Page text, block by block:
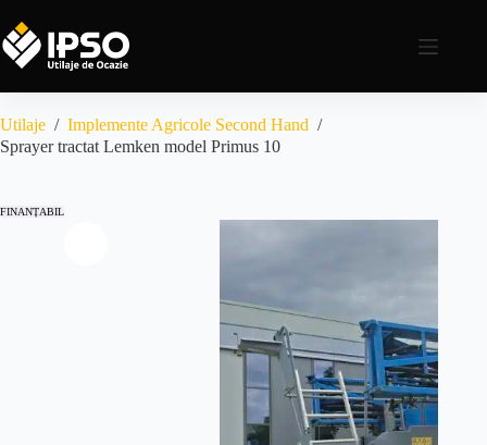
Utilaje / Implemente Agricole Second Hand /
Sprayer tractat Lemken model Primus 10
FINANȚABIL